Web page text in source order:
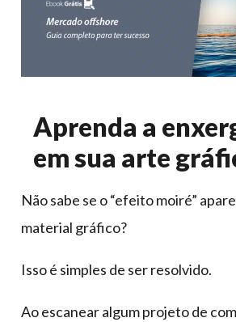
Aprenda a
em sua arte
Não sabe se o “efeito moiré”
material gráfico?
Isso é simples de ser resolvido.
Ao escanear algum projeto de